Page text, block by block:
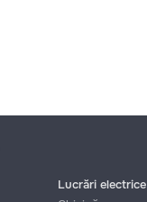
Lucrări electrice